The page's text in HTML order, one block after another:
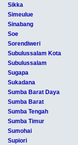
Sikka
Simeulue
Sinabang
Soe
Sorendiweri
Subulussalam Kota
Subulussalam
Sugapa
Sukadana
Sumba Barat Daya
Sumba Barat
Sumba Tengah
Sumba Timur
Sumohai
Supiori